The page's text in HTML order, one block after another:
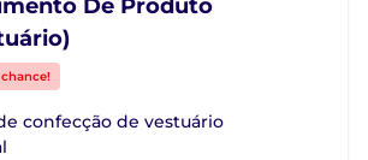
De Produto
confecção de vestuário